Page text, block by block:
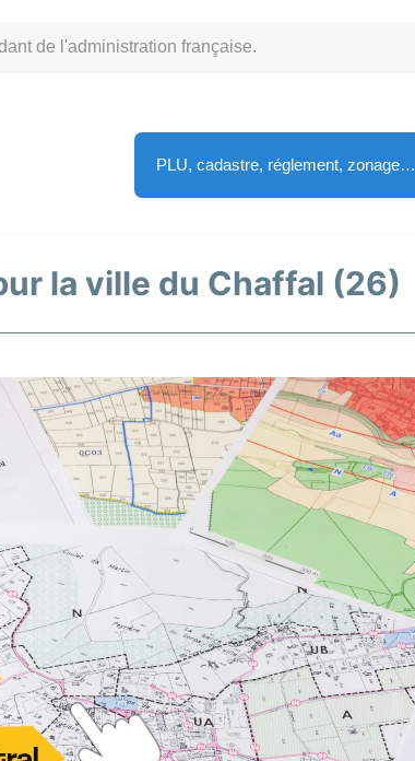
de l'administration française.
PLU, cadastre, réglement, zonage…
la ville du Chaffal (26)